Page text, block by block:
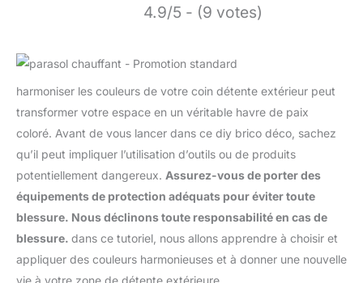
4.9/5 - (9 votes)
harmoniser les couleurs de votre coin détente extérieur peut
transformer votre espace en un véritable havre de paix
coloré. Avant de vous lancer dans ce diy brico déco, sachez
qu’il peut impliquer l’utilisation d’outils ou de produits
potentiellement dangereux. Assurez-vous de porter des
équipements de protection adéquats pour éviter toute
blessure. Nous déclinons toute responsabilité en cas de
blessure. dans ce tutoriel, nous allons apprendre à choisir et
appliquer des couleurs harmonieuses et à donner une nouvelle